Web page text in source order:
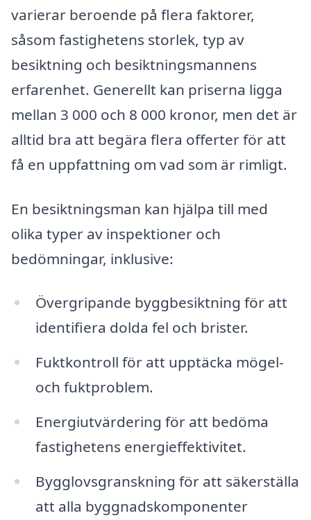
varierar beroende på flera faktorer,
såsom fastighetens storlek, typ av
besiktning och besiktningsmannens
erfarenhet. Generellt kan priserna ligga
mellan 3 000 och 8 000 kronor, men det är
alltid bra att begära flera offerter för att
få en uppfattning om vad som är rimligt.
En besiktningsman kan hjälpa till med
olika typer av inspektioner och
bedömningar, inklusive:
Övergripande byggbesiktning för att
identifiera dolda fel och brister.
Fuktkontroll för att upptäcka mögel-
och fuktproblem.
Energiutvärdering för att bedöma
fastighetens energieffektivitet.
Bygglovsgranskning för att säkerställa
att alla byggnadskomponenter